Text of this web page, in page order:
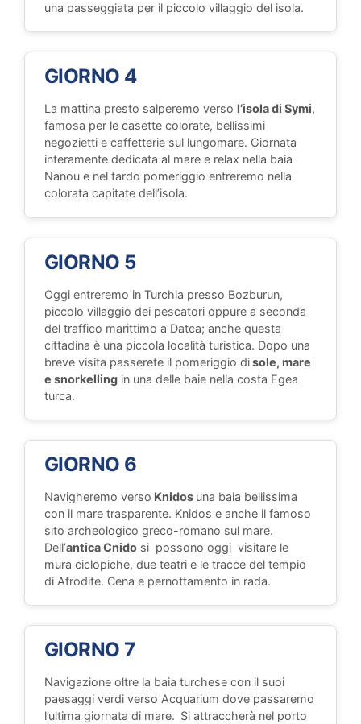
una passeggiata per il piccolo villaggio del isola.
GIORNO 4
La mattina presto salperemo verso l’isola di Symi,
famosa per le casette colorate, bellissimi
negozietti e caffetterie sul lungomare. Giornata
interamente dedicata al mare e relax nella baia
Nanou e nel tardo pomeriggio entreremo nella
colorata capitate dell’isola.
GIORNO 5
Oggi entreremo in Turchia presso Bozburun,
piccolo villaggio dei pescatori oppure a seconda
del traffico marittimo a Datca; anche questa
cittadina è una piccola località turistica. Dopo una
breve visita passerete il pomeriggio disole, mare
e snorkelling in una delle baie nella costa Egea
turca.
GIORNO 6
Navigheremo verso Knidos una baia bellissima
con il mare trasparente. Knidos e anche il famoso
sito archeologico greco-romano sul mare.
Dell’antica Cnido si possono oggi visitare le
mura ciclopiche, due teatri e le tracce del tempio
di Afrodite. Cena e pernottamento in rada.
GIORNO 7
Navigazione oltre la baia turchese con il suoi
paesaggi verdi verso Acquarium dove passaremo
l’ultima giornata di mare. Si attraccherà nel porto